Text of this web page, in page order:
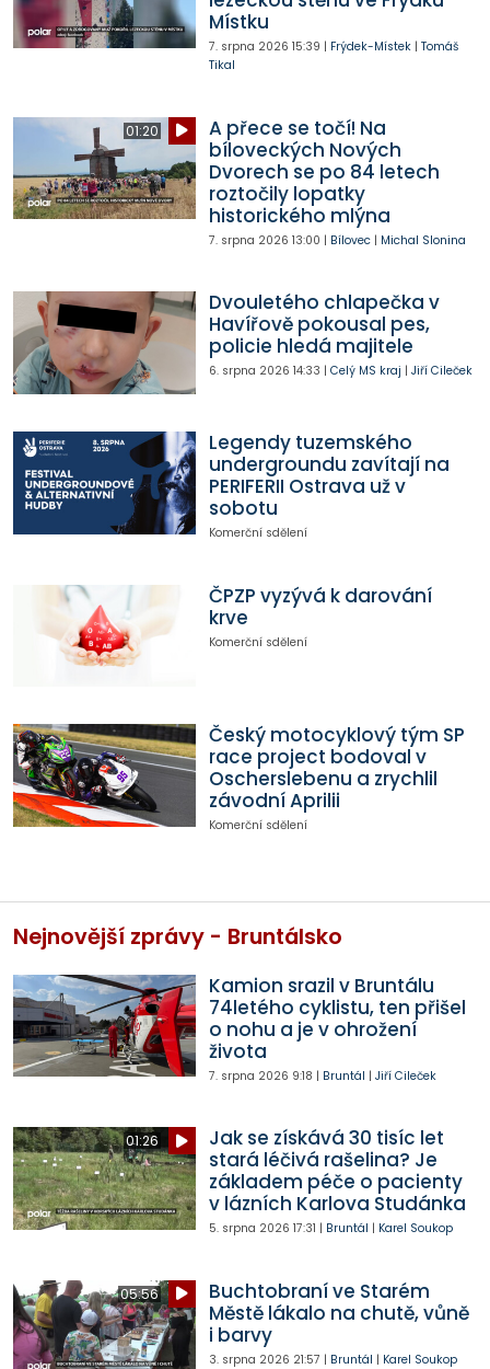
Místku
7. srpna 2026 15:39 | Frýdek-Místek| Tomáš
Tikal
01:20
A přece se točí! Na
bíloveckých Nových
Dvorech se po 84 letech
roztočily lopatky
historického mlýna
7. srpna 2026 13:00 | Bílovec| Michal Slonina
Dvouletého chlapečka v
Havířově pokousal pes,
policie hledá majitele
6. srpna 2026 14:33 | Celý MS kraj | Jiří Cileček
Legendy tuzemského
undergroundu zavítají na
PERIFERII Ostrava už v
sobotu
Komerční sdělení
ČPZP vyzývá k darování
krve
Komerční sdělení
Český motocyklový tým SP
race project bodoval v
Oscherslebenu a zrychlil
závodní Aprilii
Komerční sdělení
Nejnovější zprávy - Bruntálsko
Kamion srazil v Bruntálu
74letého cyklistu, ten přišel
o nohu a je v ohrožení
života
7. srpna 2026 9:18 | Bruntál | Jiří Cileček
01:26
Jak se získává 30 tisíc let
stará léčivá rašelina? Je
základem péče o pacienty
v lázních Karlova Studánka
5. srpna 2026 17:31 | Bruntál | Karel Soukop
05:56
Buchtobraní ve Starém
Městě lákalo na chutě, vůně
i barvy
3. srpna 2026 21:57 | Bruntál | Karel Soukop